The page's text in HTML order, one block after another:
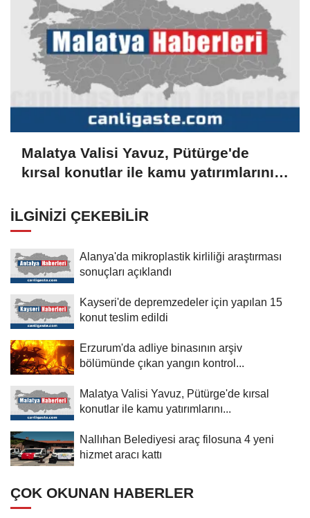
Malatya Valisi Yavuz, Pütürge'de
kırsal konutlar ile kamu yatırımlarını
İLGINIZI ÇEKEBILIR
Alanya'da mikroplastik kirliliği araştırması
sonuçları açıklandı
Kayseri'de depremzedeler için yapılan 15
konut teslim edildi
Erzurum'da adliye binasının arşiv
bölümünde çıkan yangın kontrol...
Malatya Valisi Yavuz, Pütürge'de kırsal
konutlar ile kamu yatırımlarını...
Nallıhan Belediyesi araç filosuna 4 yeni
hizmet aracı kattı
ÇOK OKUNAN HABERLER